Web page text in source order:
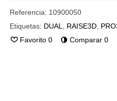
Referencia: 10900050
Etiquetas: DUAL RAISE3D,
Favorito 0 Comparar 0